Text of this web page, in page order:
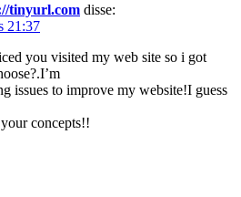
tinyurl.com disse:
21:37
you visited my web site so i got
issues to improve my website!I guess
concepts!!